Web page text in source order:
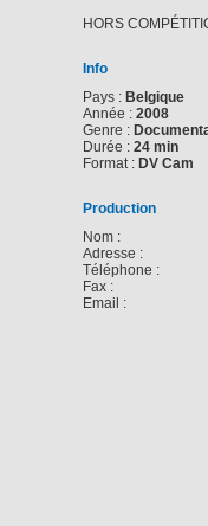
HORS
Info
Pays : Belgique
Année : 2008
Genre :
Durée : 24 min
Format : DV Cam
Production
Nom :
Adresse :
Téléphone :
Fax :
Email :